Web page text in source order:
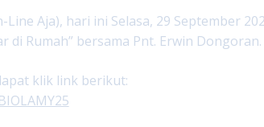
Aja), hari ini Selasa, 29 September
di Rumah” bersama Pnt. Erwin Dongoran.
klik link berikut: